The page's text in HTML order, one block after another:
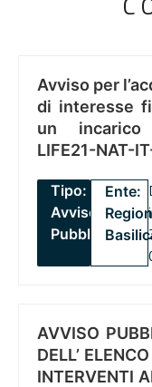
Avviso per
di interesse
un incarico
LIFE21-NAT-
Tipo:
Avviso
Pubblico
Ente:
AVVISO
DELL’
INTERVENTI